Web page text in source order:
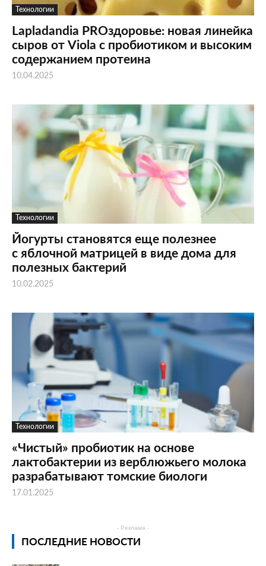
Технологии
Lapladandia PROздоровье: новая линейка
сыров от Viola с пробиотиком и высоким
содержанием протеина
10.04.2025
Технологии
Йогурты становятся еще полезнее
с яблочной матрицей в виде дома для
полезных бактерий
10.02.2025
Технологии
«Чистый» пробиотик на основе
лактобактерии из верблюжьего молока
разрабатывают томские биологи
17.01.2025
- Реклама -
ПОСЛЕДНИЕ НОВОСТИ